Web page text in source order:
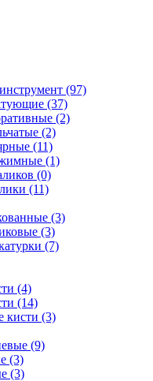
(97)
(37)
(2)
(2)
(11)
(1)
(0)
(11)
(3)
(3)
(7)
(4)
(14)
кисти (3)
(9)
(3)
(3)